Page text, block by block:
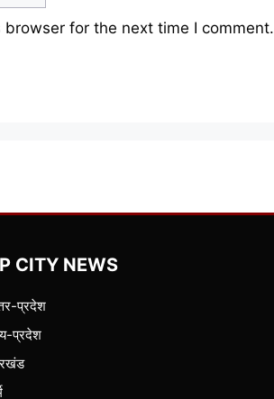
for the next time I comment.
CITY NEWS
प्रदेश
प्रदेश